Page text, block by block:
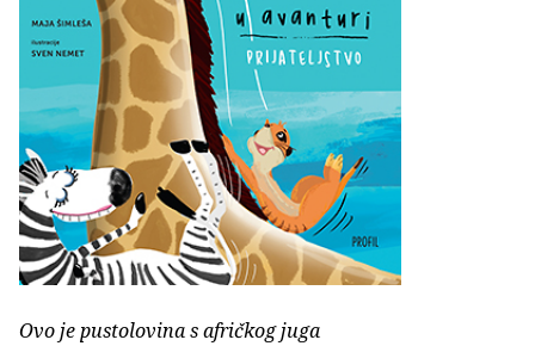
Ovo je pustolovina s afričkog juga